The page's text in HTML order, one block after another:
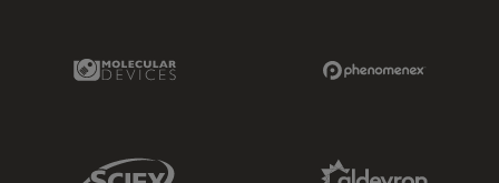
Molecular Devices Link
Sciex Link